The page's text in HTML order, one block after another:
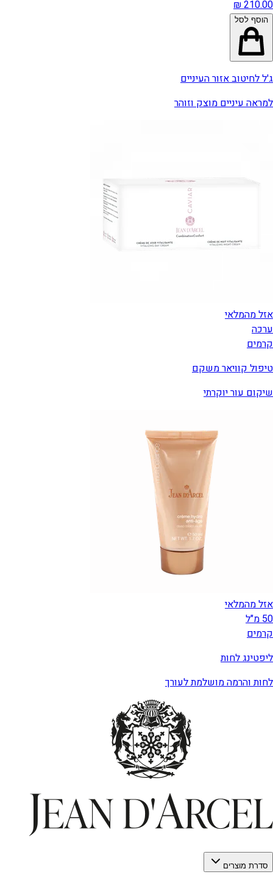
הוסף לסל
ג'ל לחיטוב אזור העיניים
למראה עיניים מוצק וזוהר
אזל מהמלאי
ערכה
קרמים
טיפול קוויאר משקם
שיקום עור יוקרתי
אזל מהמלאי
50 מ"ל
קרמים
ליפטינג לחות
לחות והרמה מושלמת לעורך
סדרת מוצרים